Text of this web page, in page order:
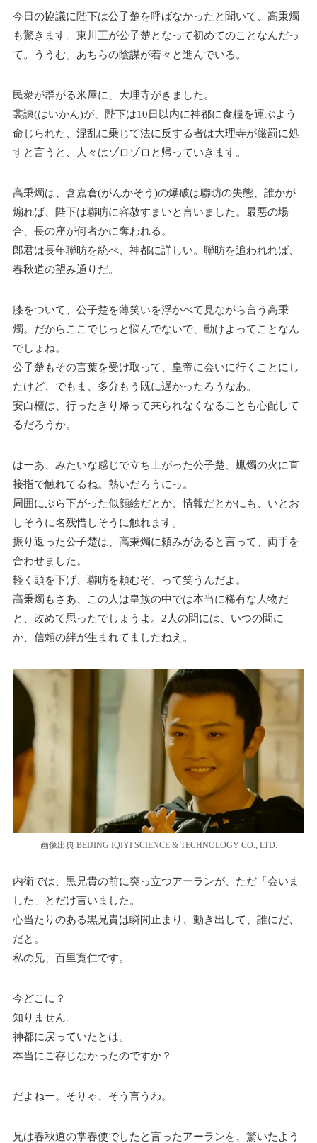
今日の協議に陛下は公子楚を呼ばなかったと聞いて、高秉燭
も驚きます。東川王が公子楚となって初めてのことなんだっ
て。ううむ。あちらの陰謀が着々と進んでいる。
民衆が群がる米屋に、大理寺がきました。
裴諫(はいかん)が、陛下は10日以内に神都に食糧を運ぶよう
命じられた、混乱に乗じて法に反する者は大理寺が厳罰に処
すと言うと、人々はゾロゾロと帰っていきます。
高秉燭は、含嘉倉(がんかそう)の爆破は聯昉の失態、誰かが
煽れば、陛下は聯昉に容赦すまいと言いました。最悪の場
合、長の座が何者かに奪われる。
郎君は長年聯昉を統べ、神都に詳しい。聯昉を追われれば、
春秋道の望み通りだ。
膝をついて、公子楚を薄笑いを浮かべて見ながら言う高秉
燭。だからここでじっと悩んでないで、動けよってことなん
でしょね。
公子楚もその言葉を受け取って、皇帝に会いに行くことにし
たけど、でもま、多分もう既に遅かったろうなあ。
安白檀は、行ったきり帰って来られなくなることも心配して
るだろうか。
はーあ、みたいな感じで立ち上がった公子楚、蝋燭の火に直
接指で触れてるね。熱いだろうにっ。
周囲にぶら下がった似顔絵だとか、情報だとかにも、いとお
しそうに名残惜しそうに触れます。
振り返った公子楚は、高秉燭に頼みがあると言って、両手を
合わせました。
軽く頭を下げ、聯昉を頼むぞ、って笑うんだよ。
高秉燭もさあ、この人は皇族の中では本当に稀有な人物だ
と、改めて思ったでしょうよ。2人の間には、いつの間に
か、信頼の絆が生まれてましたねえ。
画像出典 BEIJING IQIYI SCIENCE & TECHNOLOGY CO., LTD.
内衛では、黒兄貴の前に突っ立つアーランが、ただ「会いま
した」とだけ言いました。
心当たりのある黒兄貴は瞬間止まり、動き出して、誰にだ、
だと。
私の兄、百里寛仁です。
今どこに？
知りません。
神都に戻っていたとは。
本当にご存じなかったのですか？
だよねー。そりゃ、そう言うわ。
兄は春秋道の掌春使でしたと言ったアーランを、驚いたよう